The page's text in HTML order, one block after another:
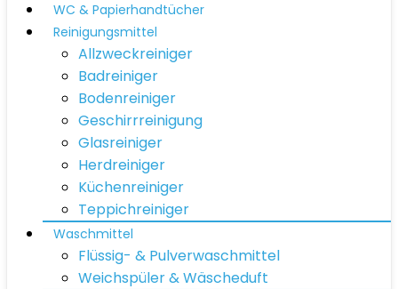
WC & Papierhandtücher
Reinigungsmittel
Allzweckreiniger
Badreiniger
Bodenreiniger
Geschirrreinigung
Glasreiniger
Herdreiniger
Küchenreiniger
Teppichreiniger
Waschmittel
Flüssig- & Pulverwaschmittel
Weichspüler & Wäscheduft